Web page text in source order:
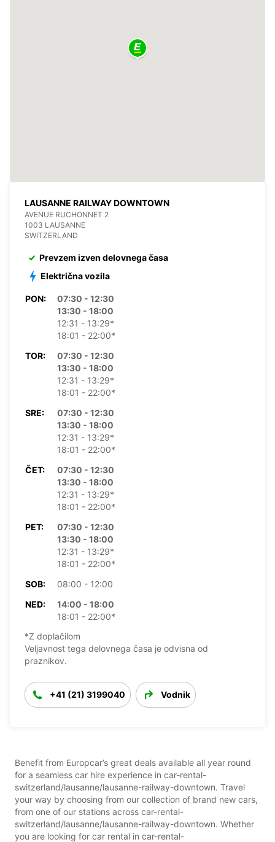
LAUSANNE RAILWAY DOWNTOWN
AVENUE RUCHONNET 2
1003 LAUSANNE
SWITZERLAND
Prevzem izven delovnega časa
Električna vozila
PON:
07:30 - 12:30
13:30 - 18:00
12:31 - 13:29*
18:01 - 22:00*
TOR:
07:30 - 12:30
13:30 - 18:00
12:31 - 13:29*
18:01 - 22:00*
SRE:
07:30 - 12:30
13:30 - 18:00
12:31 - 13:29*
18:01 - 22:00*
ČET:
07:30 - 12:30
13:30 - 18:00
12:31 - 13:29*
18:01 - 22:00*
PET:
07:30 - 12:30
13:30 - 18:00
12:31 - 13:29*
18:01 - 22:00*
SOB:
08:00 - 12:00
NED:
14:00 - 18:00
18:01 - 22:00*
*Z doplačilom
Veljavnost tega delovnega časa je odvisna od
praznikov.
+41 (21) 3199040 Vodnik
Benefit from Europcar’s great deals available all year round
for a seamless car hire experience in car-rental-
switzerland/lausanne/lausanne-railway-downtown. Travel
your way by choosing from our collection of brand new cars,
from one of our stations across car-rental-
switzerland/lausanne/lausanne-railway-downtown. Whether
you are looking for car rental in car-rental-